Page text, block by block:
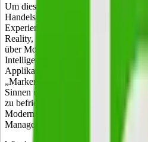
Um dies zu ermöglichen sei eine
Handels und ein neues Bewusstsein
Experience notwendig.
Reality, individuelle und
über Monitore oder das Smartphone
Intelligenz, Nearfield Communication
Applikationen müssten mehr Einzug
„Markeninszenierung im Handel
Sinnen und einzeln anzusprechen
zu befriedigen bevor er sie selbst
Moderne Markenkommunikation ist
Manager.